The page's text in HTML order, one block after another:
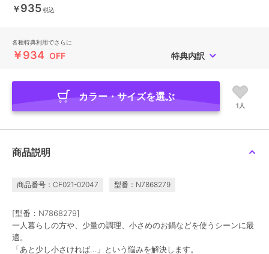
￥935税込
各種特典利用でさらに
￥934 OFF 特典内訳
カラー・サイズを選ぶ
1人
商品説明
商品番号：CF021-02047 型番：N7868279
[型番：N7868279]
一人暮らしの方や、少量の調理、小さめのお鍋などを使うシーンに最
適。
「あと少し小さければ…」という悩みを解決します。